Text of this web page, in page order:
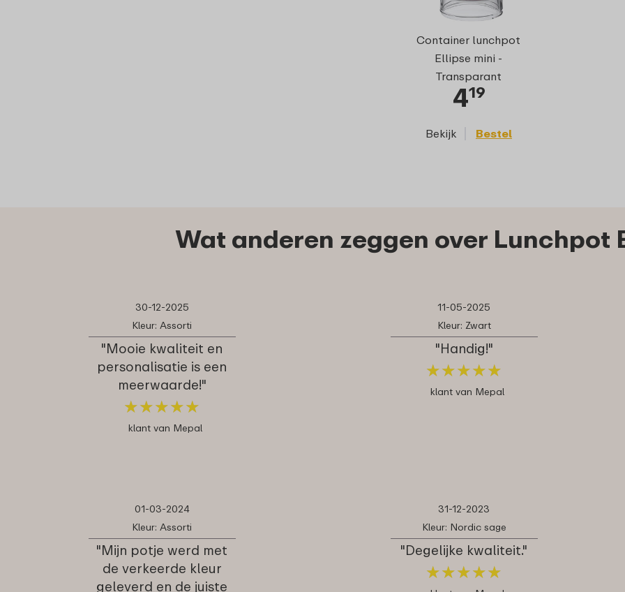
Container lunchpot
Ellipse mini -
Transparant
419
Bekijk Bestel
Wat anderen zeggen over Lunchpot
30-12-2025
Kleur: Assorti
"Mooie kwaliteit en
personalisatie is een
meerwaarde!"
★★★★★
★★★★★
klant van Mepal
11-05-2025
Kleur: Zwart
"Handig!"
★★★★★
★★★★★
klant van Mepal
01-03-2024
Kleur: Assorti
"Mijn potje werd met
de verkeerde kleur
geleverd en de juiste
31-12-2023
Kleur: Nordic sage
"Degelijke kwaliteit."
★★★★★
★★★★★